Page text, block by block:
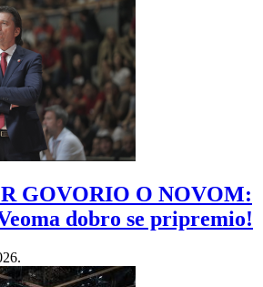
GOVORIO O NOVOM:
dobro se pripremio!